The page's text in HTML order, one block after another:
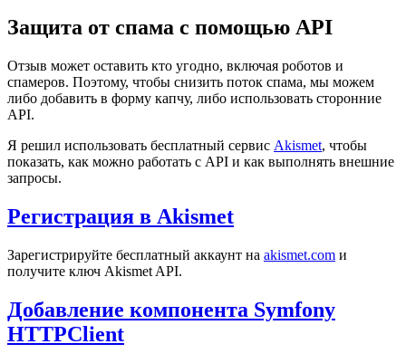
Защита от спама с помощью API
Отзыв может оставить кто угодно, включая роботов и
спамеров. Поэтому, чтобы снизить поток спама, мы можем
либо добавить в форму капчу, либо использовать сторонние
API.
Я решил использовать бесплатный сервис Akismet, чтобы
показать, как можно работать с API и как выполнять внешние
запросы.
Регистрация в Akismet
Зарегистрируйте бесплатный аккаунт на akismet.com и
получите ключ Akismet API.
Добавление компонента Symfony
HTTPClient